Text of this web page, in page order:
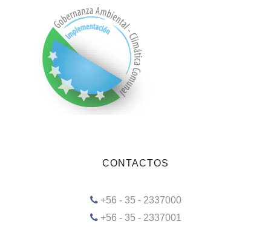
CONTACTOS
+56 - 35 - 2337000
+56 - 35 - 2337001